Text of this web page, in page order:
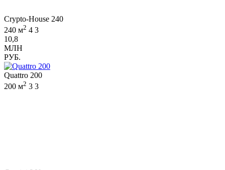
Crypto-House 240
240 м2 4 3
10,8
МЛН
РУБ.
Quattro 200
200 м2 3 3